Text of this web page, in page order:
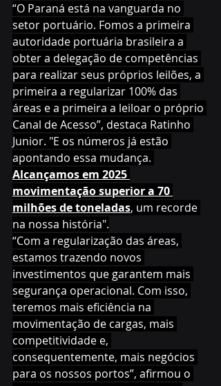
“O Paraná está na vanguarda no
setor portuário. Fomos a primeira
autoridade portuária brasileira a
obter a delegação de competências
para realizar seus próprios leilões, a
primeira a regularizar 100% das
áreas e a primeira a leiloar o próprio
Canal de Acesso”, destaca Ratinho
Junior. "E os números já estão
apontando essa mudança.
Alcançamos em 2025
movimentação superior a 70
milhões de toneladas, um recorde
na nossa história".
“Com a regularização das áreas,
estamos trazendo novos
investimentos que garantem mais
segurança operacional. Com isso,
teremos mais eficiência na
movimentação de cargas, mais
competitividade e,
consequentemente, mais negócios
para os nossos portos”, afirmou o